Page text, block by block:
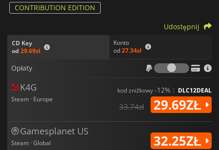
CONTRIBUTION EDITION
CD Key
od 29.69zł
Konto
od27.34zł
Udostępnij
Opłaty
Opłaty
K4G
Steam · Europe
kod zniżkowy-12% : DLC12DEAL
33.74zł 29.69ZŁ
Gamesplanet US
Steam · Global 32.25ZŁ